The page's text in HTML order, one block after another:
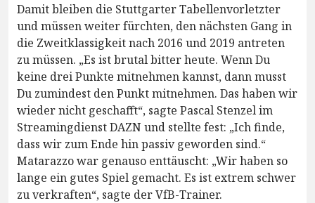
Damit bleiben die Stuttgarter Tabellenvorletzter
und müssen weiter fürchten, den nächsten Gang in
die Zweitklassigkeit nach 2016 und 2019 antreten
zu müssen. „Es ist brutal bitter heute. Wenn Du
keine drei Punkte mitnehmen kannst, dann musst
Du zumindest den Punkt mitnehmen. Das haben wir
wieder nicht geschafft“, sagte Pascal Stenzel im
Streamingdienst DAZN und stellte fest: „Ich finde,
dass wir zum Ende hin passiv geworden sind.“
Matarazzo war genauso enttäuscht: „Wir haben so
lange ein gutes Spiel gemacht. Es ist extrem schwer
zu verkraften“, sagte der VfB-Trainer.